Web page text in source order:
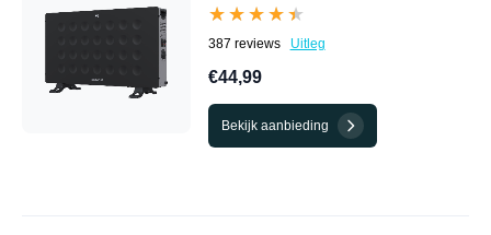
★★★★★
★★★★★
387 reviews Uitleg
€44,99
Bekijk aanbieding